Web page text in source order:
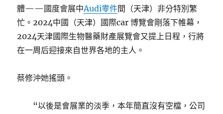
體——國度會展中Audi零件間（天津）非分特別繁
忙。2024中國（天津）國際car 博覽會剛落下帷幕，
2024天津國際生物醫藥財產展覽會又提上日程，行將
在一周后迎接來自世界各地的主人。
蔡修沖她搖頭。
“以後是會展業的淡季，本年簡直沒有空檔，公司